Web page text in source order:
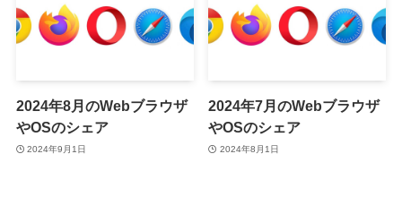
2024年8月のWebブラウザ
やOSのシェア
2024年9月1日
2024年7月のWebブラウザ
やOSのシェア
2024年8月1日